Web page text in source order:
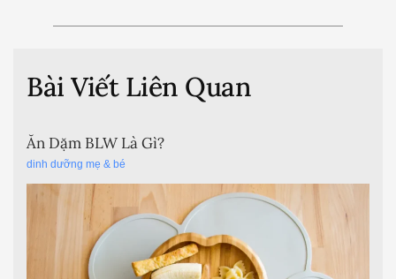
Bài Viết Liên Quan
Ăn Dặm BLW Là Gì?
dinh dưỡng mẹ & bé